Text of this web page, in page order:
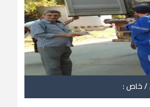
/ خاص :